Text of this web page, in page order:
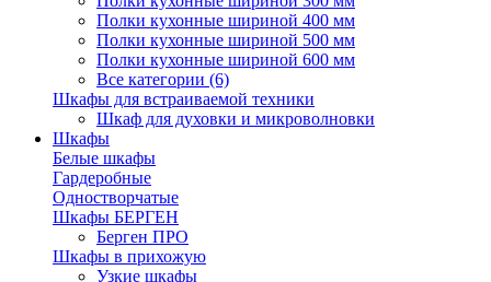
Полки кухонные шириной 400 мм
Полки кухонные шириной 500 мм
Полки кухонные шириной 600 мм
Все категории (6)
Шкафы для встраиваемой техники
Шкаф для духовки и микроволновки
Шкафы
Белые шкафы
Гардеробные
Одностворчатые
Шкафы БЕРГЕН
Берген ПРО
Шкафы в прихожую
Узкие шкафы